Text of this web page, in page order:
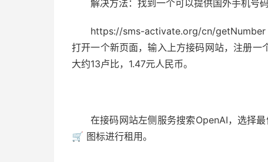
解决方法：找到一个可以提供国外手机号
https://sms-activate.org/cn/getNumber
打开一个新页面，输入上方接码网站，注册一
大约13卢比，1.47元人民币。
在接码网站左侧服务搜索OpenAI，选择
🛒 图标进行租用。